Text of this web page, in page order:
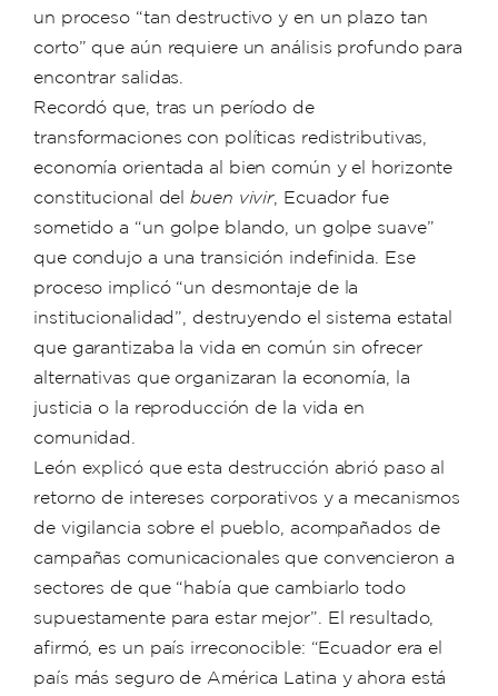
un proceso “tan destructivo y en un plazo tan
corto” que aún requiere un análisis profundo para
encontrar salidas.
Recordó que, tras un período de
transformaciones con políticas redistributivas,
economía orientada al bien común y el horizonte
constitucional delbuen vivir, Ecuador fue
sometido a “un golpe blando, un golpe suave”
que condujo a una transición indefinida. Ese
proceso implicó “un desmontaje de la
institucionalidad”, destruyendo el sistema estatal
que garantizaba la vida en común sin ofrecer
alternativas que organizaran la economía, la
justicia o la reproducción de la vida en
comunidad.
León explicó que esta destrucción abrió paso al
retorno de intereses corporativos y a mecanismos
de vigilancia sobre el pueblo, acompañados de
campañas comunicacionales que convencieron a
sectores de que “había que cambiarlo todo
supuestamente para estar mejor”. El resultado,
afirmó, es un país irreconocible: “Ecuador era el
país más seguro de América Latina y ahora está